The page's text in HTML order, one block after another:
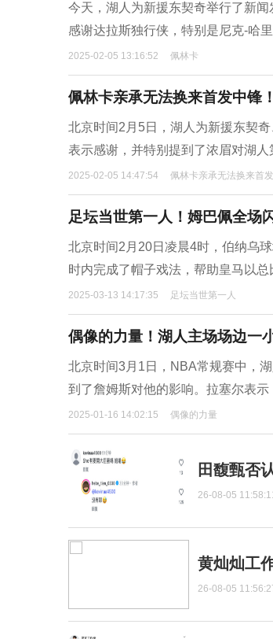
今天，湖人为新援东契奇举行了新
感谢达拉斯独行侠，特别是尼克-哈
2025-02-05 13:16:52 佩林卡
佩林卡亲承无法换来首发中锋
北京时间2月5日，湖人为新援东契
表示感谢，并特别提到了浓眉对湖
2025-02-05 14:47:54 佩林卡亲承无法换来首
足坛当世第一人！姆巴佩全场
北京时间2月20日凌晨4时，伯纳乌
时内完成了帽子戏法，帮助皇马以
2025-03-13 14:17:35 足坛当世第一人
偶像的力量！湖人主场场边一
北京时间3月1日，NBA常规赛中，
到了詹姆斯对他的影响。拉塞尔表
2025-01-16 14:02:15 偶像的力量
田馥甄否
26-08-05
黄灿灿工
26-08-05